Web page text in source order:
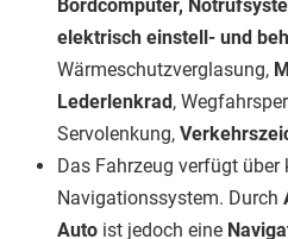
Bordcomputer,
elektrisch einstell- und
Wärmeschutzverglasung,
Lederlenkrad ,
Servolenkung,
Das Fahrzeug verfügt
Navigationssystem. Durch
Auto ist jedoch eine